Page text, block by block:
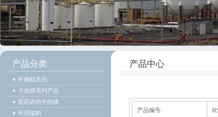
产品分类
环糊精系列
卡波姆系列产品
医药农药中间体
药用辅料
产品中心
产品编号: